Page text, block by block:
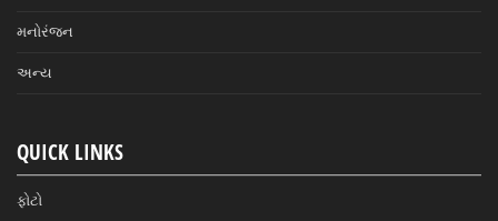
મનોરંજન
અન્ય
QUICK LINKS
ફોટો